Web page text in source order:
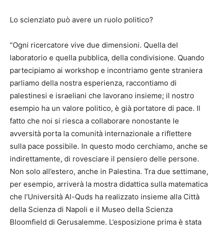
Lo scienziato può avere un ruolo politico?
“Ogni ricercatore vive due dimensioni. Quella del
laboratorio e quella pubblica, della condivisione. Quando
partecipiamo ai workshop e incontriamo gente straniera
parliamo della nostra esperienza, raccontiamo di
palestinesi e israeliani che lavorano insieme; il nostro
esempio ha un valore politico, è già portatore di pace. Il
fatto che noi si riesca a collaborare nonostante le
avversità porta la comunità internazionale a riflettere
sulla pace possibile. In questo modo cerchiamo, anche se
indirettamente, di rovesciare il pensiero delle persone.
Non solo all’estero, anche in Palestina. Tra due settimane,
per esempio, arriverà la mostra didattica sulla matematica
che l’Università Al-Quds ha realizzato insieme alla Città
della Scienza di Napoli e il Museo della Scienza
Bloomfield di Gerusalemme. L’esposizione prima è stata